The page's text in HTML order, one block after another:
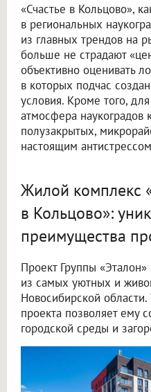
«Счастье в Кольцово»,
в региональных
из главных трендов на
больше не страдают
объективно оценивать
в которых подчас
условия. Кроме того,
атмосфера наукоградов
полузакрытых,
настоящим
Жилой комплекс
в Кольцово»:
преимущества
Проект Группы
из самых уютных и
Новосибирской
проекта позволяет ему
городской среды и